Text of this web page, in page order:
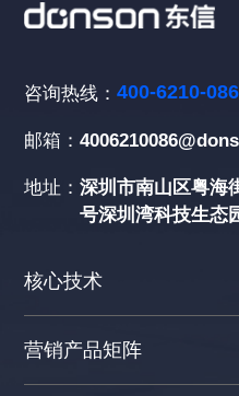
咨询热线：400-6210-086
邮箱：
地址：深圳市南山区粤海
号深圳湾科技生态
核心技术
营销产品矩阵